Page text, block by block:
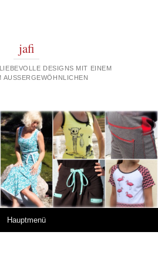
jafi
DESIGNS MIT EINEM
AUSSERGEWÖHNLICHEN
Hauptmenü